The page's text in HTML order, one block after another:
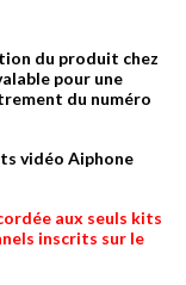
du produit chez
pour une
du numéro
vidéo Aiphone
aux seuls kits
inscrits sur le